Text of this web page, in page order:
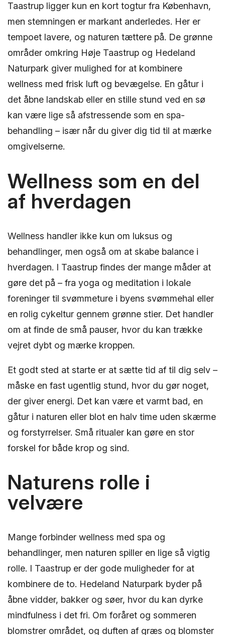
Taastrup ligger kun en kort togtur fra København,
men stemningen er markant anderledes. Her er
tempoet lavere, og naturen tættere på. De grønne
områder omkring Høje Taastrup og Hedeland
Naturpark giver mulighed for at kombinere
wellness med frisk luft og bevægelse. En gåtur i
det åbne landskab eller en stille stund ved en sø
kan være lige så afstressende som en spa-
behandling – især når du giver dig tid til at mærke
omgivelserne.
Wellness som en del
af hverdagen
Wellness handler ikke kun om luksus og
behandlinger, men også om at skabe balance i
hverdagen. I Taastrup findes der mange måder at
gøre det på – fra yoga og meditation i lokale
foreninger til svømmeture i byens svømmehal eller
en rolig cykeltur gennem grønne stier. Det handler
om at finde de små pauser, hvor du kan trække
vejret dybt og mærke kroppen.
Et godt sted at starte er at sætte tid af til dig selv –
måske en fast ugentlig stund, hvor du gør noget,
der giver energi. Det kan være et varmt bad, en
gåtur i naturen eller blot en halv time uden skærme
og forstyrrelser. Små ritualer kan gøre en stor
forskel for både krop og sind.
Naturens rolle i
velvære
Mange forbinder wellness med spa og
behandlinger, men naturen spiller en lige så vigtig
rolle. I Taastrup er der gode muligheder for at
kombinere de to. Hedeland Naturpark byder på
åbne vidder, bakker og søer, hvor du kan dyrke
mindfulness i det fri. Om foråret og sommeren
blomstrer området, og duften af græs og blomster